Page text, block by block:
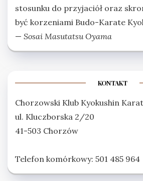
stosunku do przyjaciół oraz
być korzeniami Budo-Karate
— Sosai Masutatsu Oyama
KONTAKT
Chorzowski Klub Kyokushin
ul. Kluczborska 2/20
41-503 Chorzów
Telefon komórkowy: 501 485 964